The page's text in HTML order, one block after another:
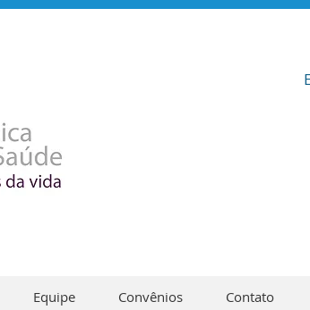
Equipe Convênios Contato